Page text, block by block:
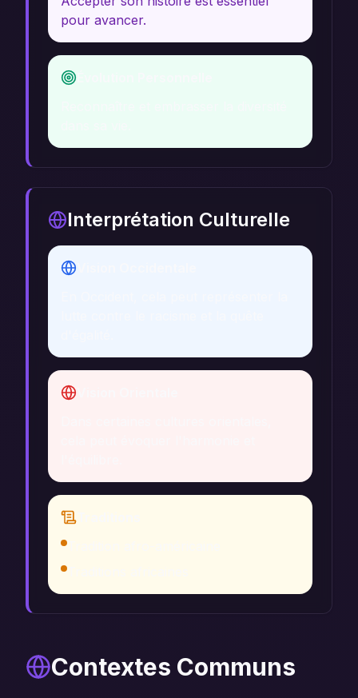
pour avancer.
Interprétation Culturelle
Contextes Communs